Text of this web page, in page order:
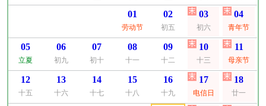
01
劳动节
02
初五
03
初六
04
青年节
05
立夏
06
初九
07
初十
08
十一
09
十二
10
十三
11
母亲节
12
十五
13
十六
14
十七
15
十八
16
十九
17
电信日
18
廿一